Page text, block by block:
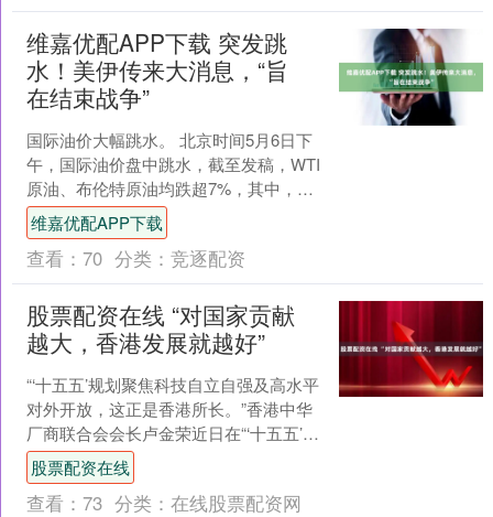
维嘉优配APP下载 突发跳
水！美伊传来大消息，“旨
在结束战争”
国际油价大幅跳水。 北京时间5月6日下
午，国际油价盘中跳水，截至发稿，WTI
原油、布伦特原油均跌超7%，其中，
WTI原油一度跌超8%，跌破94美元/桶。
消息面....
维嘉优配APP下载
查看： 70 分类： 竞逐配资
股票配资在线 “对国家贡献
越大，香港发展就越好”
“‘十五五’规划聚焦科技自立自强及高水平
对外开放，这正是香港所长。”香港中华
厂商联合会会长卢金荣近日在“‘十五五’规
划与香港的新机遇”高峰论坛上表示。 一
段时间....
股票配资在线
查看： 73 分类： 在线股票配资网